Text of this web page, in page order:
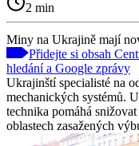
2 min
Miny na Ukrajině mají
Přidejte si obsah
hledání a Google zprávy
Ukrajinští specialisté na
mechanických systémů.
technika pomáhá
oblastech zasažených